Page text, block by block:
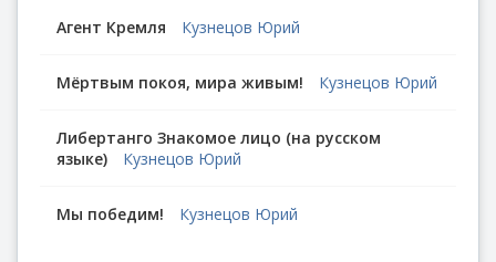
Агент Кремля Кузнецов Юрий
Мёртвым покоя, мира живым! Кузнецов Юрий
Либертанго Знакомое лицо (на русском
языке)
Кузнецов Юрий
Мы победим! Кузнецов Юрий